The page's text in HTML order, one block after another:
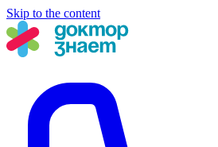
Skip to the content